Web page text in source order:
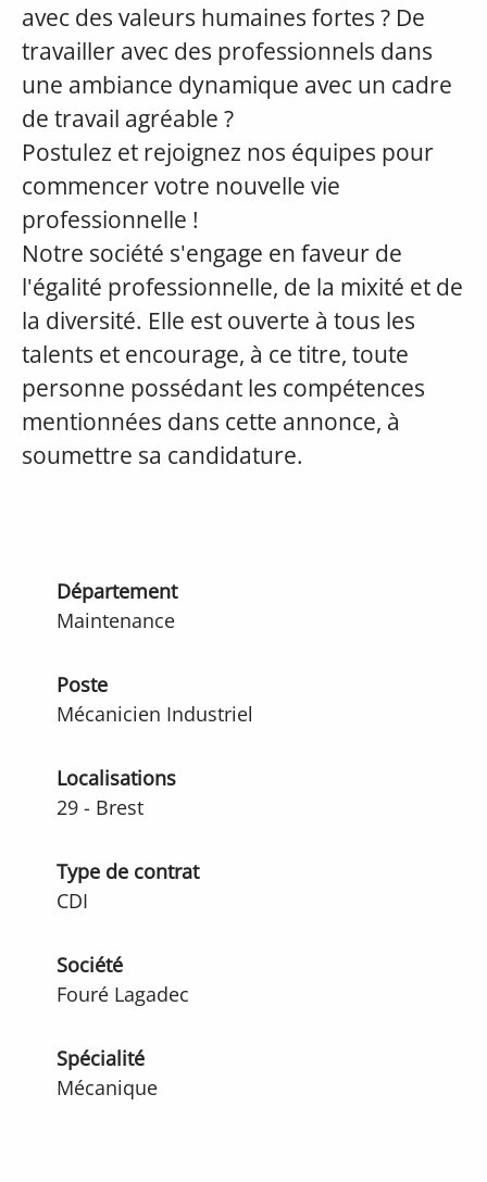
avec des valeurs humaines fortes ? De
travailler avec des professionnels dans
une ambiance dynamique avec un cadre
de travail agréable ?
Postulez et rejoignez nos équipes pour
commencer votre nouvelle vie
professionnelle !
Notre société s'engage en faveur de
l'égalité professionnelle, de la mixité et de
la diversité. Elle est ouverte à tous les
talents et encourage, à ce titre, toute
personne possédant les compétences
mentionnées dans cette annonce, à
soumettre sa candidature.
Département
Maintenance
Poste
Mécanicien Industriel
Localisations
29 - Brest
Type de contrat
CDI
Société
Fouré Lagadec
Spécialité
Mécanique